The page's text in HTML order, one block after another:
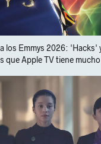
los Emmys 2026: 'Hacks'
que Apple TV tiene